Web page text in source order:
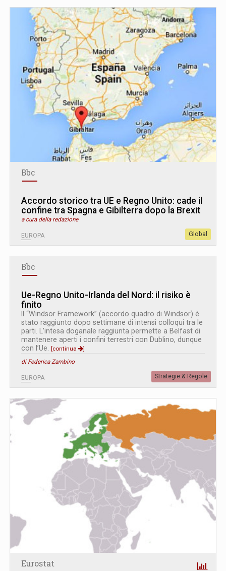
Bbc
Accordo storico tra UE e Regno Unito: cade il
confine tra Spagna e Gibilterra dopo la Brexit
a cura della redazione
EUROPA Global
Bbc
Ue-Regno Unito-Irlanda del Nord: il risiko è
finito
Il “Windsor Framework” (accordo quadro di Windsor) è
stato raggiunto dopo settimane di intensi colloqui tra le
parti. L’intesa doganale raggiunta permette a Belfast di
mantenere aperti i confini terrestri con Dublino, dunque
con l’Ue.
[continua
]
di Federica Zambino
EUROPA Strategie & Regole
Eurostat